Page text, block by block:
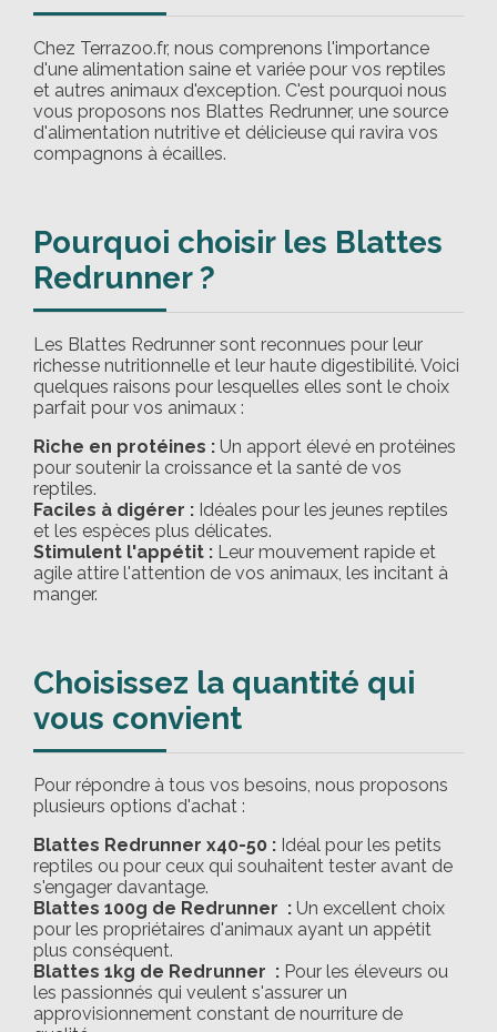
Chez Terrazoo.fr, nous comprenons l'importance
d'une alimentation saine et variée pour vos reptiles
et autres animaux d'exception. C'est pourquoi nous
vous proposons nos Blattes Redrunner, une source
d'alimentation nutritive et délicieuse qui ravira vos
compagnons à écailles.
Pourquoi choisir les Blattes
Redrunner ?
Les Blattes Redrunner sont reconnues pour leur
richesse nutritionnelle et leur haute digestibilité. Voici
quelques raisons pour lesquelles elles sont le choix
parfait pour vos animaux :
Riche en protéines : Un apport élevé en protéines
pour soutenir la croissance et la santé de vos
reptiles.
Faciles à digérer : Idéales pour les jeunes reptiles
et les espèces plus délicates.
Stimulent l'appétit : Leur mouvement rapide et
agile attire l'attention de vos animaux, les incitant à
manger.
Choisissez la quantité qui
vous convient
Pour répondre à tous vos besoins, nous proposons
plusieurs options d'achat :
Blattes Redrunner x40-50 : Idéal pour les petits
reptiles ou pour ceux qui souhaitent tester avant de
s'engager davantage.
Blattes 100g de Redrunner : Un excellent choix
pour les propriétaires d'animaux ayant un appétit
plus conséquent.
Blattes 1kg de Redrunner : Pour les éleveurs ou
les passionnés qui veulent s'assurer un
approvisionnement constant de nourriture de